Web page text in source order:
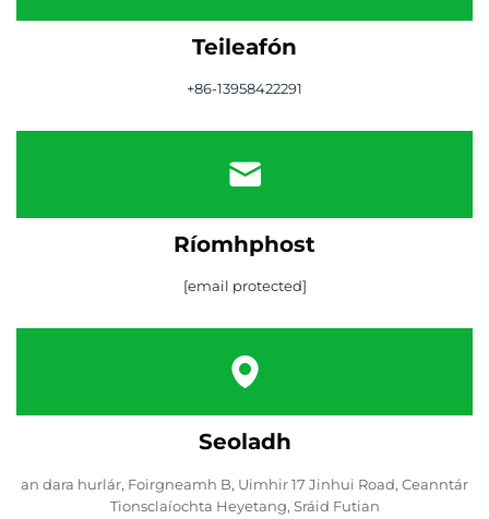
Teileafón
+86-13958422291
Ríomhphost
[email protected]
Seoladh
an dara hurlár, Foirgneamh B, Uimhir 17 Jinhui Road, Ceanntár
Tionsclaíochta Heyetang, Sráid Futian